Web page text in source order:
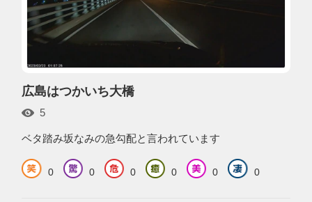
広島はつかいち大橋
5
ベタ踏み坂なみの急勾配と言われています
0 0 0 0 0 0